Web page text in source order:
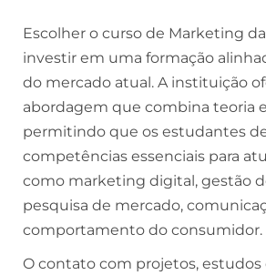
Escolher o curso de Marketing
investir em uma formação
do mercado atual. A instituição
abordagem que combina teoria
permitindo que os estudantes
competências essenciais para
como marketing digital, gestão
pesquisa de mercado,
comportamento do consumidor.
O contato com projetos, estudos